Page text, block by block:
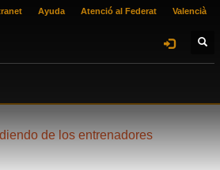
Ayuda Atenció al Federat Valencià
de los entrenadores